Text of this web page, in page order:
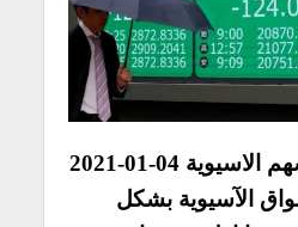
تباينت تداولات الاسهم الاسيوية 04-01-2021
الآسيوية بشكل